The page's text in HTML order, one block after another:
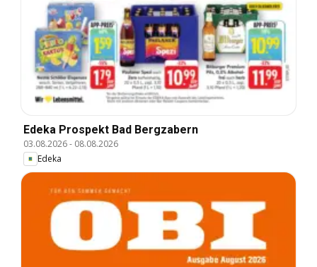
Edeka Prospekt Bad Bergzabern
03.08.2026- 08.08.2026
Edeka